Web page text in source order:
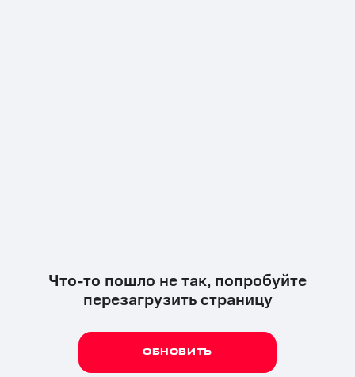
Что-то пошло не так, попробуйте
перезагрузить страницу
ОБНОВИТЬ